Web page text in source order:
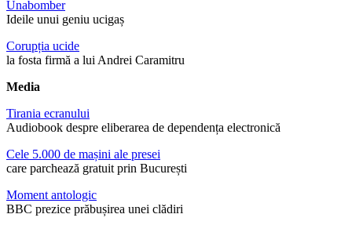
Unabomber
Ideile unui geniu ucigaș
Corupția ucide
la fosta firmă a lui Andrei Caramitru
Media
Tirania ecranului
Audiobook despre eliberarea de dependența electronică
Cele 5.000 de mașini ale presei
care parchează gratuit prin București
Moment antologic
BBC prezice prăbușirea unei clădiri